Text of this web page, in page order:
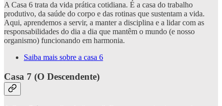
A Casa 6 trata da vida prática cotidiana. É a casa do trabalho
produtivo, da saúde do corpo e das rotinas que sustentam a vida.
Aqui, aprendemos a servir, a manter a disciplina e a lidar com as
responsabilidades do dia a dia que mantêm o mundo (e nosso
organismo) funcionando em harmonia.
Saiba mais sobre a casa 6
Casa 7 (O Descendente)